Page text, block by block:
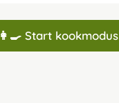
👩‍🍳 Start kookmodus